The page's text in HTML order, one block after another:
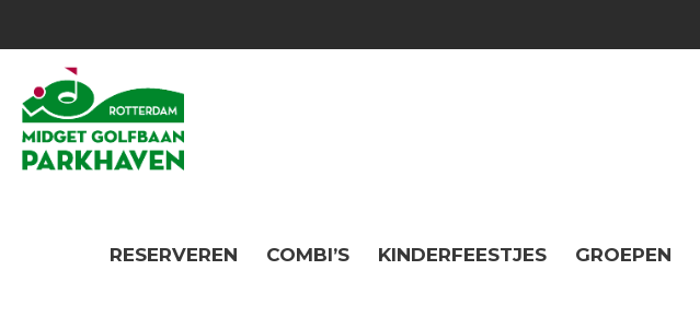
RESERVEREN COMBI’S KINDERFEESTJES GROEPEN